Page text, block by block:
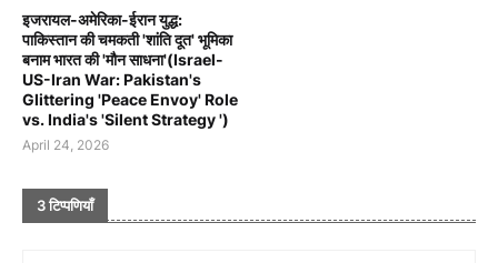
इजरायल-अमेरिका-ईरान युद्ध:
पाकिस्तान की चमकती 'शांति दूत' भूमिका
बनाम भारत की 'मौन साधना'(Israel-
US-Iran War: Pakistan's
Glittering 'Peace Envoy' Role
vs. India's 'Silent Strategy ')
April 24, 2026
3 टिप्पणियाँ